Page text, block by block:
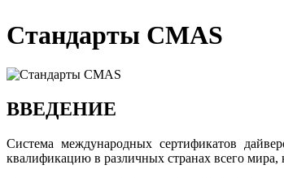
Стандарты CMAS
ВВЕДЕНИЕ
Система международных сертификатов
квалификацию в различных странах всего мира,